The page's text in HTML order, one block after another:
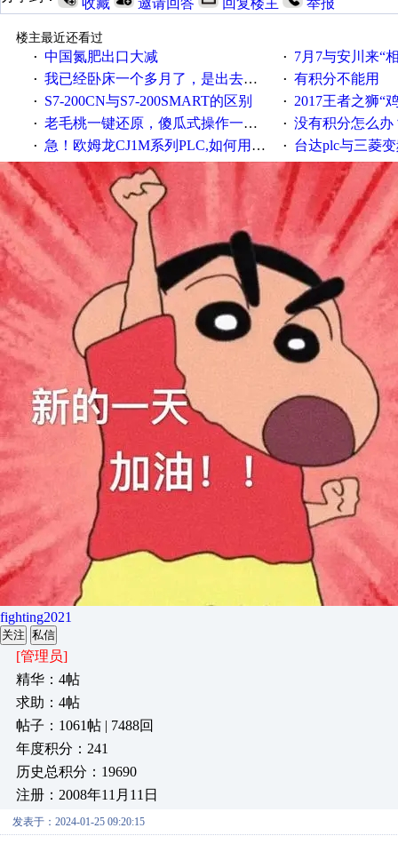
收藏 邀请回答 回复楼主 举报
楼主最近还看过
· 中国氮肥出口大减 · 7月7与安川来“
· 我已经卧床一个多月了，是出去安装机械手在高速遭遇车祸所致:大家工作都要特别注意啊 · 有积分不能用
· S7-200CN与S7-200SMART的区别 · 2017王者之狮“鸡”情签到
· 老毛桃一键还原，傻瓜式操作一键轻松备份还原；程序为向导式安装，一键即可实现自动备份或还原系统。 · 没有积分怎么办
· 急！欧姆龙CJ1M系列PLC,如何用时间控制变频器。要求时间在组态王中可以自由输入！拜托各位大神了！ · 台达plc与三菱
fighting2021
关注 私信
[管理员]
精华：4帖
求助：4帖
帖子：1061帖 | 7488回
年度积分：241
历史总积分：19690
注册：2008年11月11日
发表于：2024-01-25 09:20:15